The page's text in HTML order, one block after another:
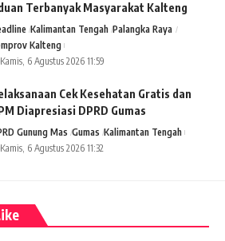
Terbanyak Masyarakat Kalteng
Kalimantan Tengah Palangka Raya
Kalteng
Kamis, 6 Agustus 2026 11:59
Cek Kesehatan Gratis dan
Diapresiasi DPRD Gumas
Gunung Mas Gumas Kalimantan Tengah
Kamis, 6 Agustus 2026 11:32